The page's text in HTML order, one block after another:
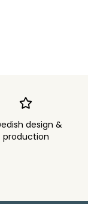
design &
production